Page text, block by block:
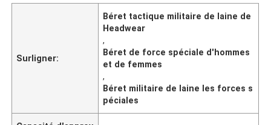
Surligner:
Béret tactique militaire de laine de
Headwear
,
Béret de force spéciale d'hommes
et de femmes
,
Béret militaire de laine les forces s
péciales